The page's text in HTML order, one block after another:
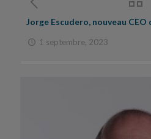
Jorge Escudero, nouveau CEO
1 septembre, 2023